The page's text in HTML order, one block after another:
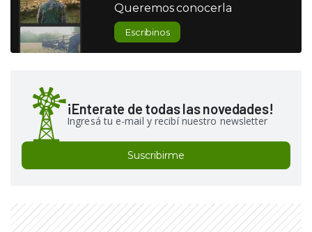
Queremos conocerla
Escribinos
¡Enterate de todas las novedades!
Ingresá tu e-mail y recibí nuestro newsletter
Suscribirme